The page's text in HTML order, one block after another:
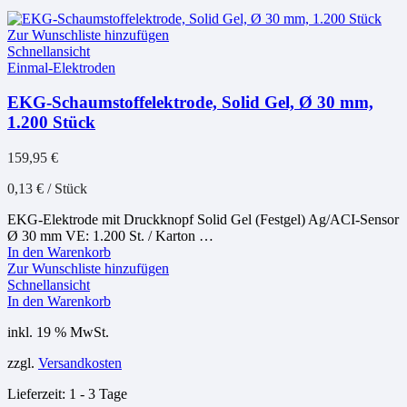
Zur Wunschliste hinzufügen
Schnellansicht
Einmal-Elektroden
EKG-Schaumstoffelektrode, Solid Gel, Ø 30 mm,
1.200 Stück
159,95 €
0,13 € / Stück
EKG-Elektrode mit Druckknopf Solid Gel (Festgel) Ag/ACI-Sensor
Ø 30 mm VE: 1.200 St. / Karton …
In den Warenkorb
Zur Wunschliste hinzufügen
Schnellansicht
In den Warenkorb
inkl. 19 % MwSt.
zzgl. Versandkosten
Lieferzeit: 1 - 3 Tage